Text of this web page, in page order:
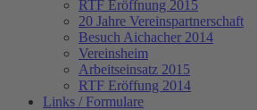
RTF Eröffnung 2015
20 Jahre Vereinspartnerschaft
Besuch Aichacher 2014
Vereinsheim
Arbeitseinsatz 2015
RTF Eröffung 2014
Links / Formulare